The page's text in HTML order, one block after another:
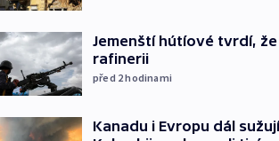
Jemenští hútíové tvrdí,
rafinerii
před 2hodinami
Kanadu i Evropu dál